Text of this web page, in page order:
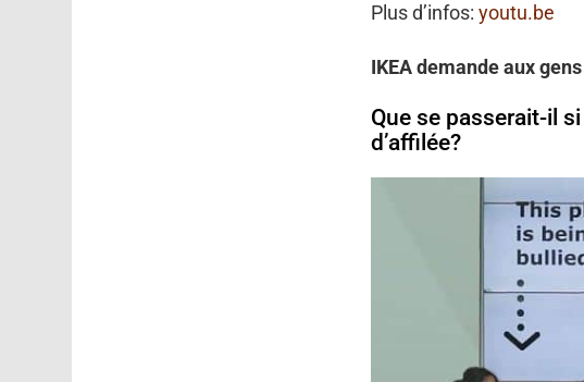
Plus d’infos: youtu.be
IKEA demande aux
Que se passerait-il
d’affilée?